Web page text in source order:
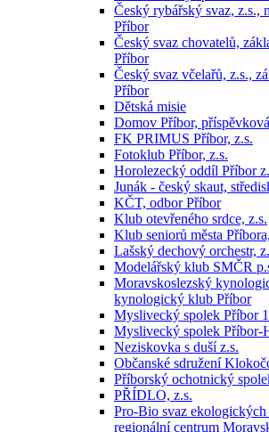
Český rybářský svaz, z.s.,
Příbor
Český svaz chovatelů,
Příbor
Český svaz včelařů, z.s.,
Příbor
Dětská misie
Domov Příbor,
FK PRIMUS Příbor, z.s.
Fotoklub Příbor, z.s.
Horolezecký oddíl Příbor
Junák - český skaut,
KČT, odbor Příbor
Klub otevřeného srdce, z.s.
Klub seniorů města
Lašský dechový orchestr,
Modelářský klub SMČR
Moravskoslezský
kynologický klub Příbor
Myslivecký spolek Příbor 1
Myslivecký spolek Příbor-
Neziskovka s duší z.s.
Občanské sdružení
Příborský ochotnický
PŘÍDLO, z.s.
Pro-Bio svaz ekologických
regionální centrum